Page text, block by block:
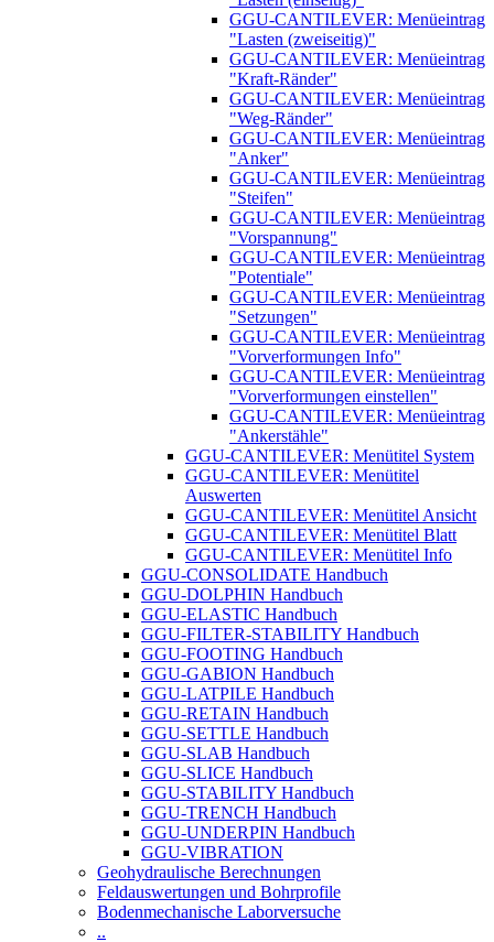
GGU-CANTILEVER: Menüeintrag
"Lasten (zweiseitig)"
GGU-CANTILEVER: Menüeintrag
"Kraft-Ränder"
GGU-CANTILEVER: Menüeintrag
"Weg-Ränder"
GGU-CANTILEVER: Menüeintrag
"Anker"
GGU-CANTILEVER: Menüeintrag
"Steifen"
GGU-CANTILEVER: Menüeintrag
"Vorspannung"
GGU-CANTILEVER: Menüeintrag
"Potentiale"
GGU-CANTILEVER: Menüeintrag
"Setzungen"
GGU-CANTILEVER: Menüeintrag
"Vorverformungen Info"
GGU-CANTILEVER: Menüeintrag
"Vorverformungen einstellen"
GGU-CANTILEVER: Menüeintrag
"Ankerstähle"
GGU-CANTILEVER: Menütitel System
GGU-CANTILEVER: Menütitel
Auswerten
GGU-CANTILEVER: Menütitel Ansicht
GGU-CANTILEVER: Menütitel Blatt
GGU-CANTILEVER: Menütitel Info
GGU-CONSOLIDATE Handbuch
GGU-DOLPHIN Handbuch
GGU-ELASTIC Handbuch
GGU-FILTER-STABILITY Handbuch
GGU-FOOTING Handbuch
GGU-GABION Handbuch
GGU-LATPILE Handbuch
GGU-RETAIN Handbuch
GGU-SETTLE Handbuch
GGU-SLAB Handbuch
GGU-SLICE Handbuch
GGU-STABILITY Handbuch
GGU-TRENCH Handbuch
GGU-UNDERPIN Handbuch
GGU-VIBRATION
Geohydraulische Berechnungen
Feldauswertungen und Bohrprofile
Bodenmechanische Laborversuche
..